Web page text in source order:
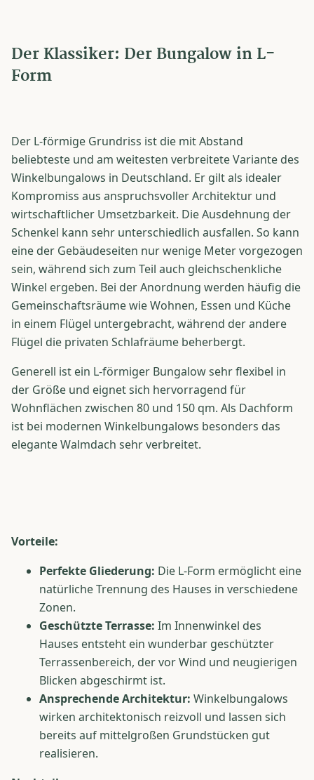
Der Klassiker: Der Bungalow in L-
Form
Der L-förmige Grundriss ist die mit Abstand
beliebteste und am weitesten verbreitete Variante des
Winkelbungalows in Deutschland. Er gilt als idealer
Kompromiss aus anspruchsvoller Architektur und
wirtschaftlicher Umsetzbarkeit. Die Ausdehnung der
Schenkel kann sehr unterschiedlich ausfallen. So kann
eine der Gebäudeseiten nur wenige Meter vorgezogen
sein, während sich zum Teil auch gleichschenkliche
Winkel ergeben. Bei der Anordnung werden häufig die
Gemeinschaftsräume wie Wohnen, Essen und Küche
in einem Flügel untergebracht, während der andere
Flügel die privaten Schlafräume beherbergt.
Generell ist ein L-förmiger Bungalow sehr flexibel in
der Größe und eignet sich hervorragend für
Wohnflächen zwischen 80 und 150 qm. Als Dachform
ist bei modernen Winkelbungalows besonders das
elegante Walmdach sehr verbreitet.
Vorteile:
Perfekte Gliederung: Die L-Form ermöglicht eine
natürliche Trennung des Hauses in verschiedene
Zonen.
Geschützte Terrasse: Im Innenwinkel des
Hauses entsteht ein wunderbar geschützter
Terrassenbereich, der vor Wind und neugierigen
Blicken abgeschirmt ist.
Ansprechende Architektur: Winkelbungalows
wirken architektonisch reizvoll und lassen sich
bereits auf mittelgroßen Grundstücken gut
realisieren.